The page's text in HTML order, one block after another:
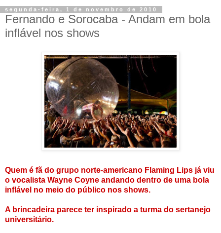
segunda-feira, 1 de novembro de 2010
Fernando e Sorocaba - Andam em bola
inflável nos shows
Quem é fã do grupo norte-americano Flaming Lips já viu
o vocalista Wayne Coyne andando dentro de uma bola
inflável no meio do público nos shows.
A brincadeira parece ter inspirado a turma do sertanejo
universitário.